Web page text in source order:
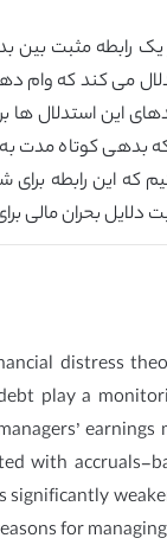
یک رابطه مثبت بین
می کند که وام
بدهی کوتاه مدت
که این رابطه
دلایل بحران مالی
distress
play a
earnings
with accruals-
for